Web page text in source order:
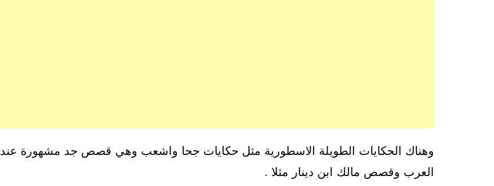
وهناك الحكايات الطويلة الاسطورية مثل حكايات جحا واشعب وهي قصص جد مشهورة عند
العرب وقصص مالك ابن دينار مثلا .